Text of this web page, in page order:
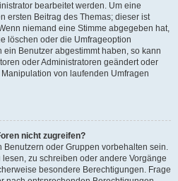
bearbeitet werden. Um eine
ersten Beitrag des Themas; dieser ist
niemand eine Stimme abgegeben hat,
löschen oder die Umfrageoption
Benutzer abgestimmt haben, so kann
oder Administratoren geändert oder
von laufenden Umfragen
nicht zugreifen?
Benutzern oder Gruppen vorbehalten sein.
zu schreiben oder andere Vorgänge
besondere Berechtigungen. Frage